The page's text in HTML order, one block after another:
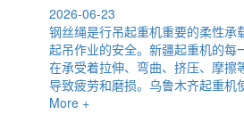
2026-06-23
钢丝绳是行吊起重机重要的柔性承
起吊作业的安全。新疆起重机的每
在承受着拉伸、弯曲、挤压、摩擦
导致疲劳和磨损。乌鲁木齐起重机
More +